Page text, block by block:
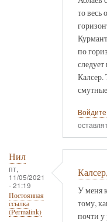
то весь
по
Калсер.
Войдите
Нил
пт,
11/05/2021
- 21:19
Постоянная
ссылка
(Permalink)
У меня
тому,
почти у